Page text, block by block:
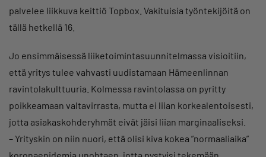
palvelee liikkuva keittiö Topbox. Vakituisia työntekijöitä on
tällä hetkellä 16.
Jo ensimmäisessä liiketoimintasuunnitelmassa visioitiin,
että yritys tulee vahvasti uudistamaan Hämeenlinnan
ravintolakulttuuria. Kolmessa ravintolassa on pyritty
poikkeamaan valtavirrasta, mutta ei liian korkealentoisesti,
jotta asiakaskohderyhmät eivät jäisi liian marginaaliseksi.
– Yrityskin on niin nuori, että olisi kiva kokea ”normaaliaika”